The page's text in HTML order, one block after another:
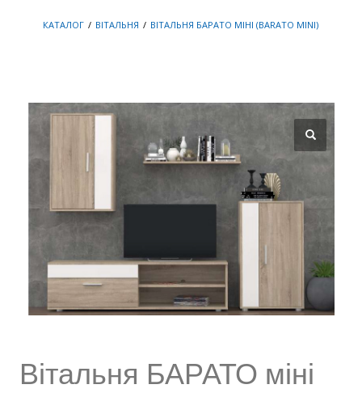
КАТАЛОГ ВІТАЛЬНЯ ВІТАЛЬНЯ БАРАТО МІНІ (BARATO MINI)
Вітальня БАРАТО міні